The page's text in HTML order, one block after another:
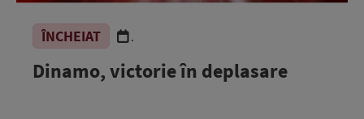
ÎNCHEIAT .
Dinamo, victorie în deplasare